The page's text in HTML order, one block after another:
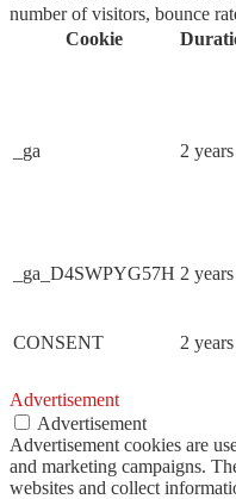
number of visitors, bounce
Cookie
_ga 2 years
_ga_D4SWPYG57H 2 years
CONSENT 2 years
Advertisement
Advertisement
Advertisement cookies are
and marketing campaigns.
websites and collect